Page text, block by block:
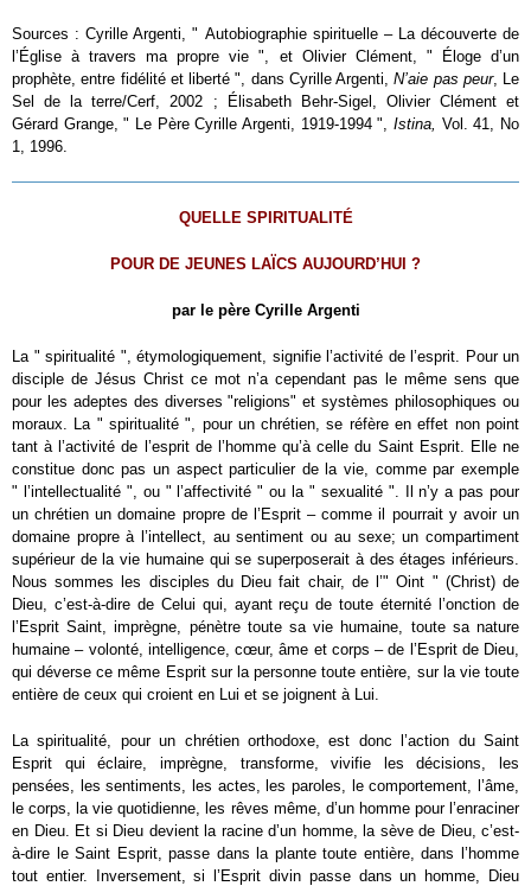
Sources : Cyrille Argenti, " Autobiographie spirituelle – La découverte de
l’Église à travers ma propre vie ", et Olivier Clément, " Éloge d’un
prophète, entre fidélité et liberté ", dans Cyrille Argenti,N’aie pas peur, Le
Sel de la terre/Cerf, 2002 ;
Élisabeth Behr-Sigel, Olivier Clément et
Gérard Grange, " Le Père Cyrille Argenti, 1919-1994 ", Istina, Vol. 41, No
1, 1996.
QUELLE SPIRITUALITÉ
POUR DE JEUNES LAÏCS AUJOURD’HUI ?
par le père Cyrille Argenti
La " spiritualité ", étymologiquement, signifie l’activité de l’esprit. Pour un
disciple de Jésus Christ ce mot n’a cependant pas le même sens que
pour les adeptes des diverses "religions" et systèmes philosophiques ou
moraux. La " spiritualité ", pour un chrétien, se réfère en effet non point
tant à l’activité de l’esprit de l’homme qu’à celle du Saint Esprit. Elle ne
constitue donc pas un aspect particulier de la vie, comme par exemple
" l’intellectualité ", ou " l’affectivité " ou la " sexualité ". Il n’y a pas pour
un chrétien un domaine propre de l’Esprit – comme il pourrait y avoir un
domaine propre à l’intellect, au sentiment ou au sexe; un compartiment
supérieur de la vie humaine qui se superposerait à des étages inférieurs.
Nous sommes les disciples du Dieu fait chair, de l’" Oint " (Christ) de
Dieu, c’est-à-dire de Celui qui, ayant reçu de toute éternité l’onction de
l’Esprit Saint, imprègne, pénètre toute sa vie humaine, toute sa nature
humaine – volonté, intelligence, cœur, âme et corps – de l’Esprit de Dieu,
qui déverse ce même Esprit sur la personne toute entière, sur la vie toute
entière de ceux qui croient en Lui et se joignent à Lui.
La spiritualité, pour un chrétien orthodoxe, est donc l’action du Saint
Esprit qui éclaire, imprègne, transforme, vivifie les décisions, les
pensées, les sentiments, les actes, les paroles, le comportement, l’âme,
le corps, la vie quotidienne, les rêves même, d’un homme pour l’enraciner
en Dieu. Et si Dieu devient la racine d’un homme, la sève de Dieu, c’est-
à-dire le Saint Esprit, passe dans la plante toute entière, dans l’homme
tout entier. Inversement, si l’Esprit divin passe dans un homme, Dieu